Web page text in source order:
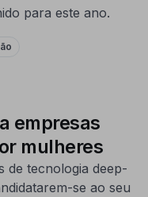
para este ano.
empresas
mulheres
de tecnologia deep-
se ao seu